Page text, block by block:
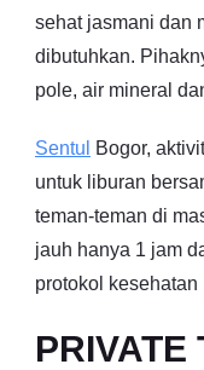
sehat jasmani dan
dibutuhkan.
pole, air mineral
Sentul
Bogor,
untuk liburan
teman-teman di
jauh hanya 1 jam
protokol kesehatan
PRIVATE